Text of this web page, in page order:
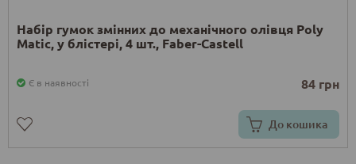
Набір гумок змінних до механічного олівця Poly
Matic, у блістері, 4 шт., Faber-Castell
Є в наявності 84 грн
До кошика